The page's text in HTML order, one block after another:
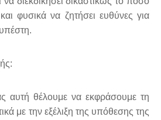
φυσικά να ζητήσει ευθύνες για
αυτή θέλουμε να εκφράσουμε τη
με την εξέλιξη της υπόθεσης της